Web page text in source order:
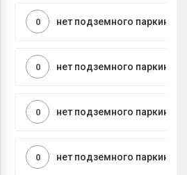
нет подземного паркинга
0
нет подземного паркинга
0
нет подземного паркинга
0
нет подземного паркинга
0